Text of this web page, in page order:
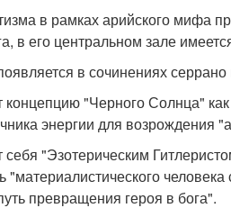
в рамках арийского
в его центральном зале
в сочинениях
"Черного Солнца"
энергии для возрождения
"Эзотерическим
превращения героя в бога".